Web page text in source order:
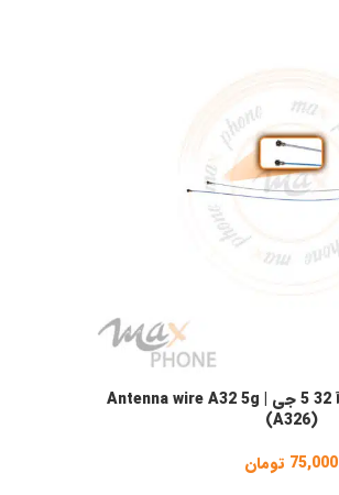
سیم آنتن سامسونگ آ 32 5 جی | Antenna wire A32 5g
(A326)
75,000 تومان